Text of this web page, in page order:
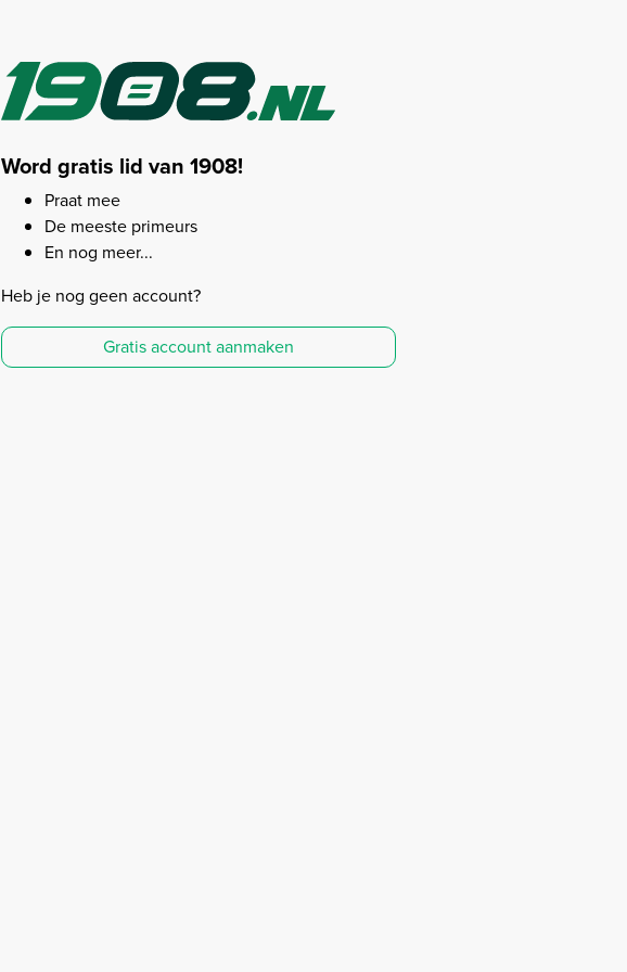
Word gratis lid van 1908!
Praat mee
De meeste primeurs
En nog meer...
Heb je nog geen account?
Gratis account aanmaken